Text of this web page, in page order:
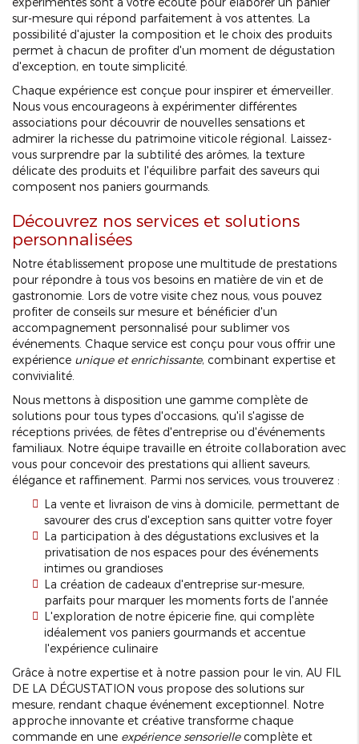
sur-mesure qui répond parfaitement à vos attentes. La
possibilité d'ajuster la composition et le choix des produits
permet à chacun de profiter d'un moment de dégustation
d'exception, en toute simplicité.
Chaque expérience est conçue pour inspirer et émerveiller.
Nous vous encourageons à expérimenter différentes
associations pour découvrir de nouvelles sensations et
admirer la richesse du patrimoine viticole régional. Laissez-
vous surprendre par la subtilité des arômes, la texture
délicate des produits et l'équilibre parfait des saveurs qui
composent nos paniers gourmands.
Découvrez nos services et solutions
personnalisées
Notre établissement propose une multitude de prestations
pour répondre à tous vos besoins en matière de vin et de
gastronomie. Lors de votre visite chez nous, vous pouvez
profiter de conseils sur mesure et bénéficier d'un
accompagnement personnalisé pour sublimer vos
événements. Chaque service est conçu pour vous offrir une
expérience unique et enrichissante, combinant expertise et
convivialité.
Nous mettons à disposition une gamme complète de
solutions pour tous types d'occasions, qu'il s'agisse de
réceptions privées, de fêtes d'entreprise ou d'événements
familiaux. Notre équipe travaille en étroite collaboration avec
vous pour concevoir des prestations qui allient saveurs,
élégance et raffinement. Parmi nos services, vous trouverez :
La vente et livraison de vins à domicile, permettant de
savourer des crus d'exception sans quitter votre foyer
La participation à des dégustations exclusives et la
privatisation de nos espaces pour des événements
intimes ou grandioses
La création de cadeaux d'entreprise sur-mesure,
parfaits pour marquer les moments forts de l'année
L'exploration de notre épicerie fine, qui complète
idéalement vos paniers gourmands et accentue
l'expérience culinaire
Grâce à notre expertise et à notre passion pour le vin, AU FIL
DE LA DÉGUSTATION vous propose des solutions sur
mesure, rendant chaque événement exceptionnel. Notre
approche innovante et créative transforme chaque
commande en une expérience sensoriellecomplète et